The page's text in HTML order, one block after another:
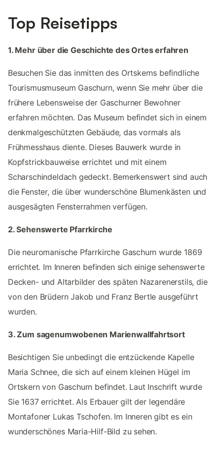
Top Reisetipps
1. Mehr über die Geschichte des Ortes erfahren
Besuchen Sie das inmitten des Ortskerns befindliche
Tourismusmuseum Gaschurn, wenn Sie mehr über die
frühere Lebensweise der Gaschurner Bewohner
erfahren möchten. Das Museum befindet sich in einem
denkmalgeschützten Gebäude, das vormals als
Frühmesshaus diente. Dieses Bauwerk wurde in
Kopfstrickbauweise errichtet und mit einem
Scharschindeldach gedeckt. Bemerkenswert sind auch
die Fenster, die über wunderschöne Blumenkästen und
ausgesägten Fensterrahmen verfügen.
2. Sehenswerte Pfarrkirche
Die neuromanische Pfarrkirche Gaschurn wurde 1869
errichtet. Im Inneren befinden sich einige sehenswerte
Decken- und Altarbilder des späten Nazarenerstils, die
von den Brüdern Jakob und Franz Bertle ausgeführt
wurden.
3. Zum sagenumwobenen Marienwallfahrtsort
Besichtigen Sie unbedingt die entzückende Kapelle
Maria Schnee, die sich auf einem kleinen Hügel im
Ortskern von Gaschurn befindet. Laut Inschrift wurde
Sie 1637 errichtet. Als Erbauer gilt der legendäre
Montafoner Lukas Tschofen. Im Inneren gibt es ein
wunderschönes Maria-Hilf-Bild zu sehen.